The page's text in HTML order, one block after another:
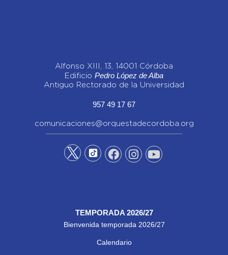
Alfonso XIII, 13, 14001 Córdoba
Edificio Pedro López de Alba
Antiguo Rectorado de la Universidad
957 49 17 67
comunicaciones@orquestadecordoba.org
TEMPORADA 2026/27
Bienvenida temporada 2026/27
Calendario